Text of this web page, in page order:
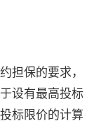
担保的要求，
设有最高投标
标限价的计算